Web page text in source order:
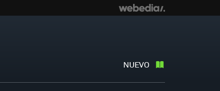
NUEVO